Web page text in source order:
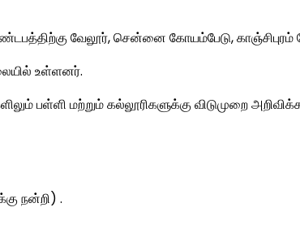
வேலூர், சென்னை கோயம்பேடு, காஞ்சிபுரம்
உள்ளனர்.
பள்ளி மற்றும் கல்லூரிகளுக்கு விடுமுறை
நன்றி) .